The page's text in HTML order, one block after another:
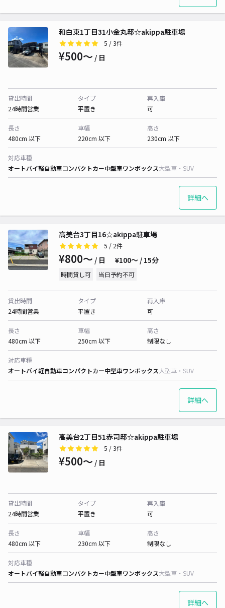
和白東1丁目31小金丸邸☆akippa駐車場
5 / 3件
¥500〜 / 日
貸出時間
24時間営業
タイプ
平置き
再入庫
可
長さ
480cm 以下
車幅
220cm 以下
高さ
230cm 以下
対応車種
オートバイ軽自動車コンパクトカー中型車ワンボックス大型車・SUV
詳細へ
高美台3丁目16☆akippa駐車場
5 / 2件
¥800〜 / 日 ¥100〜 / 15分
時間貸し可 当日予約不可
貸出時間
24時間営業
タイプ
平置き
再入庫
可
長さ
480cm 以下
車幅
250cm 以下
高さ
制限なし
対応車種
オートバイ軽自動車コンパクトカー中型車ワンボックス大型車・SUV
詳細へ
高美台2丁目51赤司邸☆akippa駐車場
5 / 3件
¥500〜 / 日
貸出時間
24時間営業
タイプ
平置き
再入庫
可
長さ
480cm 以下
車幅
230cm 以下
高さ
制限なし
対応車種
オートバイ軽自動車コンパクトカー中型車ワンボックス大型車・SUV
詳細へ